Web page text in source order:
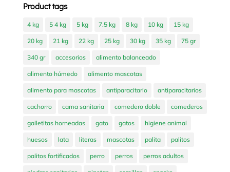
Product tags
4 kg 5 4 kg 5 kg 7.5 kg 8 kg 10 kg 15 kg
20 kg 21 kg 22 kg 25 kg 30 kg 35 kg 75 gr
340 gr accesorios alimento balanceado
alimento húmedo alimento mascotas
alimento para mascotas antiparacitario antiparacitarios
cachorro cama sanitaria comedero doble comederos
galletitas horneadas gato gatos higiene animal
huesos lata literas mascotas palita palitos
palitos fortificados perro perros perros adultos